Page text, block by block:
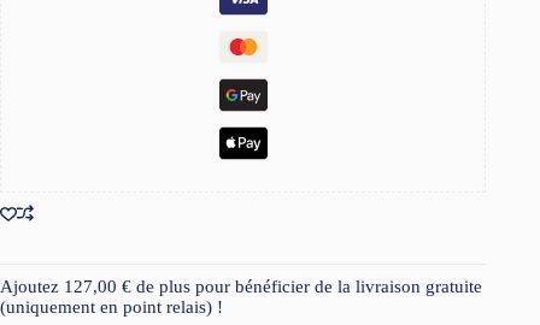
Ajoutez 127,00 € de plus pour bénéficier de la livraison gratuite
(uniquement en point relais) !